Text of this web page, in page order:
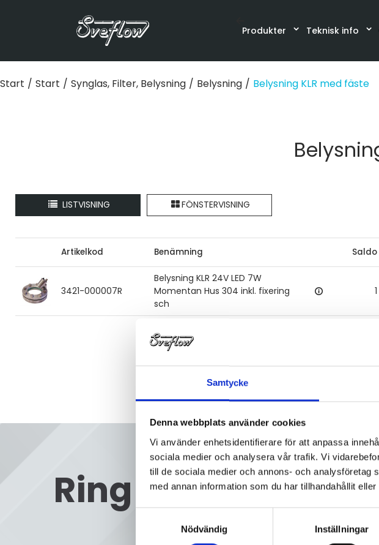
Samtycke
Denna webbplats använder cookies
Vi använder enhetsidentifierare för att anpassa
sociala medier och analysera vår trafik. Vi
till de sociala medier och annons- och
med annan information som du har tillhandahållit
Nödvändig
Inställningar
Produkter Teknisk info
Start / Start / Synglas, Filter, Belysning / Belysning / Belysning KLR med fäste
LISTVISNING FÖNSTERVISNING
Artikelkod Benämning Saldo
3421-000007R
Belysning KLR 24V LED 7W
Momentan Hus 304 inkl. fixering
sch
1
Ring oss 08 - 92